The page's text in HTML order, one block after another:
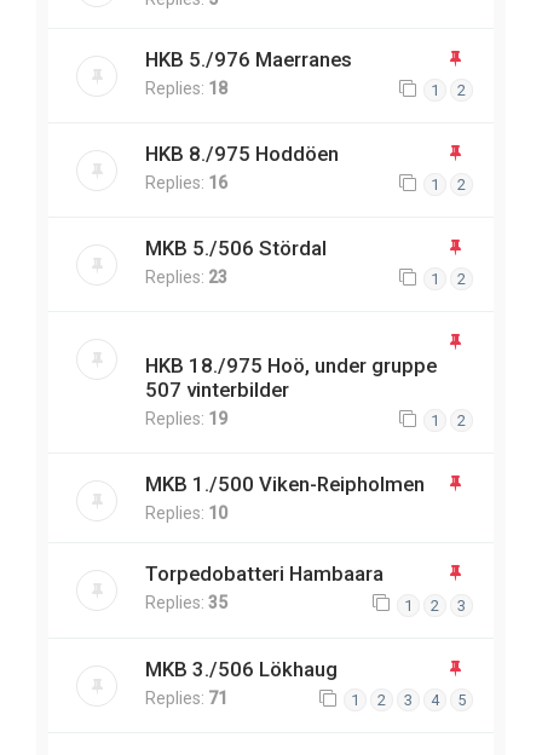
HKB 5./976 Maerranes
Replies: 18 1 2
HKB 8./975 Hoddöen
Replies: 16 1 2
MKB 5./506 Stördal
Replies: 23 1 2
HKB 18./975 Hoö, under gruppe
507 vinterbilder
Replies: 19 1 2
MKB 1./500 Viken-Reipholmen
Replies: 10
Torpedobatteri Hambaara
Replies: 35 1 2 3
MKB 3./506 Lökhaug
Replies: 71 1 2 3 4 5